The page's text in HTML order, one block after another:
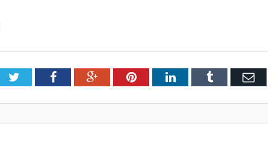
TwitterFacebookGoogle+PinterestLinkedInTumblr Email